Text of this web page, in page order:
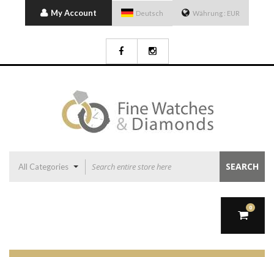
My Account Deutsch Währung : EUR
All Categories SEARCH
0